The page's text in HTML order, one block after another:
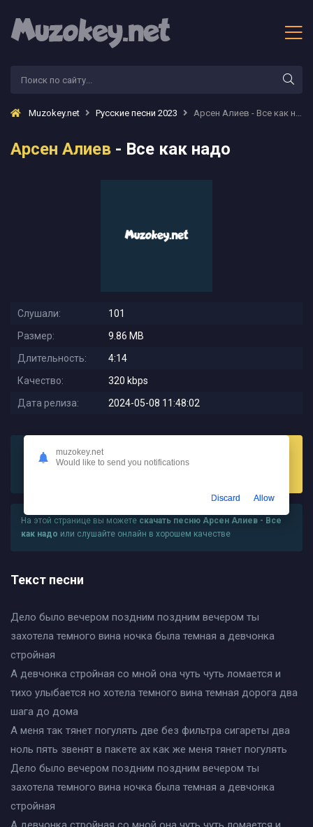
Muzokey.net Русские песни 2023 Арсен Алиев - Все как надо
Арсен Алиев - Все как надо
Слушали:
101
Размер:
9.86 MB
Длительность:
4:14
Качество:
320 kbps
Дата релиза:
2024-05-08 11:48:02
На этой странице вы можете скачать песню Арсен Алиев - Все
как надо или слушайте онлайн в хорошем качестве
Текст песни
Дело было вечером поздним поздним вечером ты
захотела темного вина ночка была темная а девчонка
стройная
А девчонка стройная со мной она чуть чуть ломается и
тихо улыбается но хотела темного вина темная дорога два
шага до дома
А меня так тянет погулять две без фильтра сигареты два
ноль пять звенят в пакете ах как же меня тянет погулять
Дело было вечером поздним поздним вечером ты
захотела темного вина ночка была темная а девчонка
стройная
muzokey.net
Would like to send you notifications
Discard Allow